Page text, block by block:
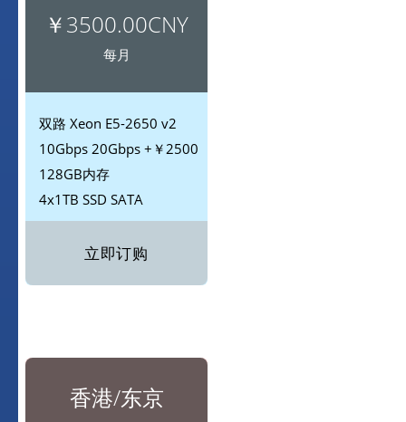
￥3500.00CNY
每月
双路 Xeon E5-2650 v2
10Gbps 20Gbps +￥2500
128GB内存
4x1TB SSD SATA
立即订购
香港/东京